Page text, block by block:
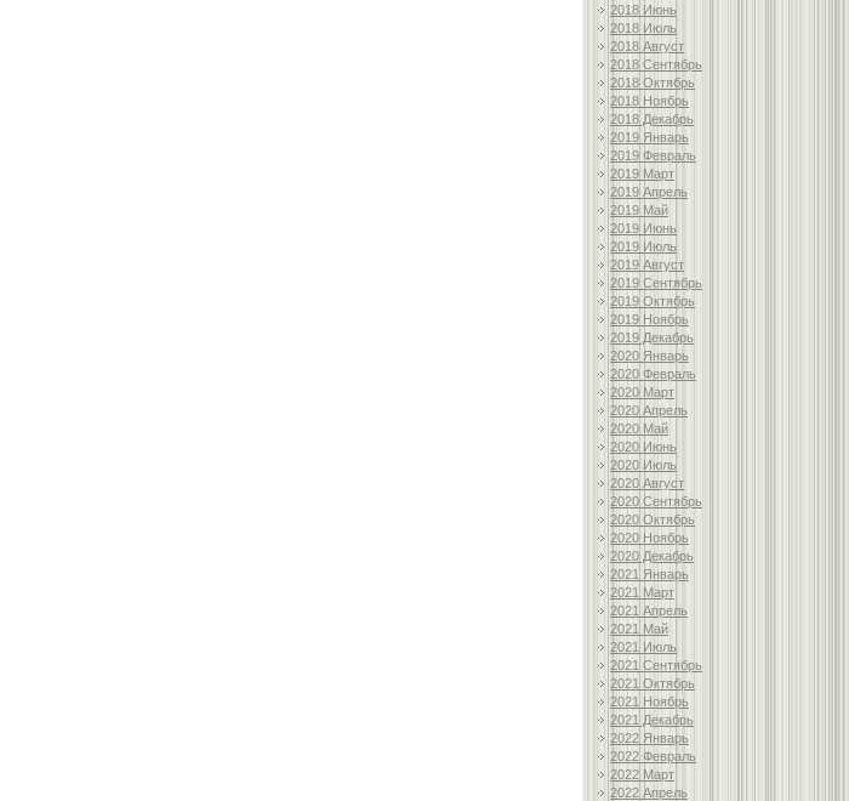
2018 Июнь
2018 Июль
2018 Август
2018 Сентябрь
2018 Октябрь
2018 Ноябрь
2018 Декабрь
2019 Январь
2019 Февраль
2019 Март
2019 Апрель
2019 Май
2019 Июнь
2019 Июль
2019 Август
2019 Сентябрь
2019 Октябрь
2019 Ноябрь
2019 Декабрь
2020 Январь
2020 Февраль
2020 Март
2020 Апрель
2020 Май
2020 Июнь
2020 Июль
2020 Август
2020 Сентябрь
2020 Октябрь
2020 Ноябрь
2020 Декабрь
2021 Январь
2021 Март
2021 Апрель
2021 Май
2021 Июль
2021 Сентябрь
2021 Октябрь
2021 Ноябрь
2021 Декабрь
2022 Январь
2022 Февраль
2022 Март
2022 Апрель